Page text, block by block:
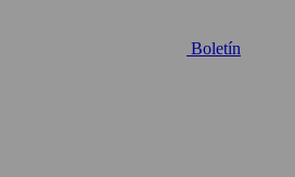
Boletín